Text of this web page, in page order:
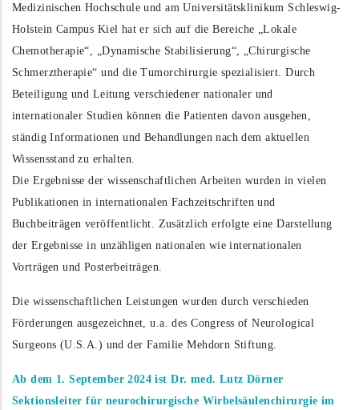
FUSS- UND SPRUNGGELENK
BESONDERE METHODEN
ARBEITS- UND SCHULUNFÄLLE
SPEZIALSPRECH­STUNDEN
DR. MED. MARC KOCH
DR. MED. ANDREAS LOSCH
DR. MED. PHILIPP RICHTER
DR. MED. NINA SCHWALL
DR. MED. RENÉ SCHWALL
Medizinischen Hochschule und am Universitätsklinikum Schleswig-
Holstein Campus Kiel hat er sich auf die Bereiche „Lokale
Chemotherapie“, „Dynamische Stabilisierung“, „Chirurgische
Schmerztherapie“ und die Tumorchirurgie spezialisiert. Durch
Beteiligung und Leitung verschiedener nationaler und
internationaler Studien können die Patienten davon ausgehen,
ständig Informationen und Behandlungen nach dem aktuellen
Wissensstand zu erhalten.
Die Ergebnisse der wissenschaftlichen Arbeiten wurden in vielen
Publikationen in internationalen Fachzeitschriften und
Buchbeiträgen veröffentlicht. Zusätzlich erfolgte eine Darstellung
der Ergebnisse in unzähligen nationalen wie internationalen
Vorträgen und Posterbeiträgen.
Die wissenschaftlichen Leistungen wurden durch verschieden
Förderungen ausgezeichnet, u.a. des Congress of Neurological
Surgeons (U.S.A.) und der Familie Mehdorn Stiftung.
Ab dem 1. September 2024 ist Dr. med. Lutz Dörner
Sektionsleiter für neurochirurgische Wirbelsäulenchirurgie im